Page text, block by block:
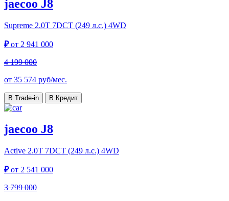
jaecoo J8
Supreme 2.0T 7DCT (249 л.с.) 4WD
₽от 2 941 000
4 199 000
от 35 574 руб/мес.
В Trade-in В Кредит
jaecoo J8
Active 2.0T 7DCT (249 л.с.) 4WD
₽от 2 541 000
3 799 000